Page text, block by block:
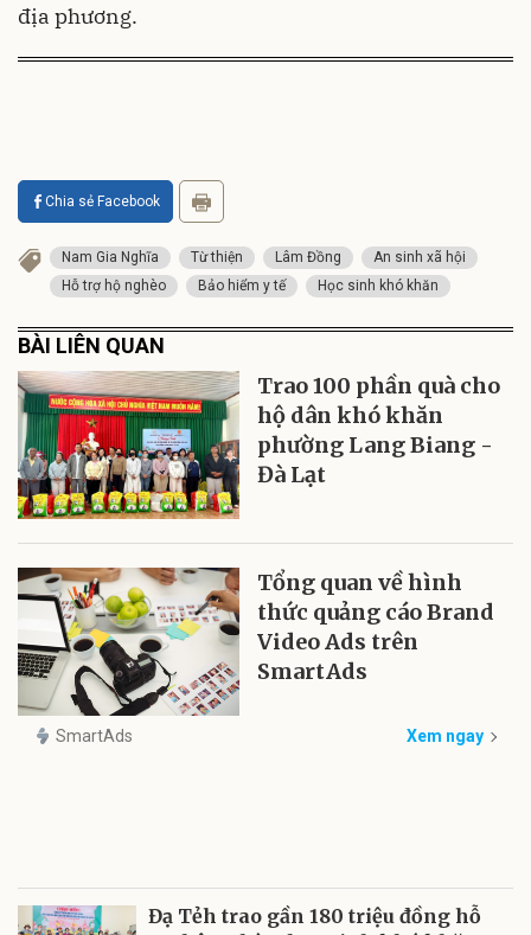
địa phương.
Chia sẻ Facebook
Nam Gia Nghĩa Từ thiện Lâm Đồng
An sinh xã hội
Hỗ trợ hộ nghèo
Bảo hiểm y tế Học sinh khó khăn
BÀI LIÊN QUAN
Trao 100 phần quà cho
hộ dân khó khăn
phường Lang Biang -
Đà Lạt
Tổng quan về hình
thức quảng cáo Brand
Video Ads trên
SmartAds
SmartAds Xem ngay
Đạ Tẻh trao gần 180 triệu đồng hỗ